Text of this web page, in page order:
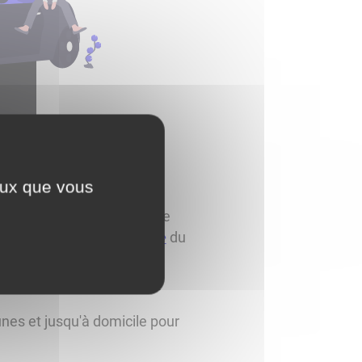
par la Communauté de
zone communautaire
👁️ du
et jusqu'à domicile pour
que vous